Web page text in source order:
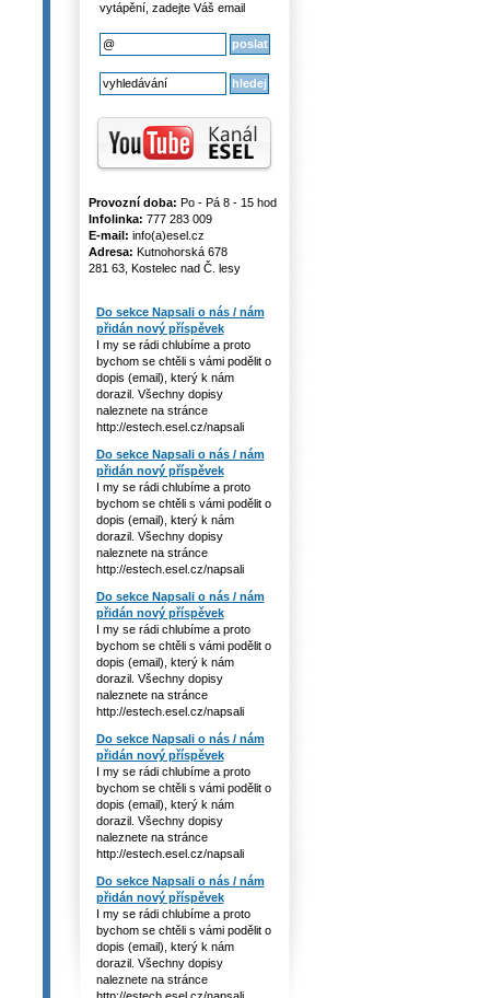
vytápění, zadejte Váš email
Provozní doba: Po - Pá 8 - 15 hod
Infolinka: 777 283 009
E-mail: info(a)esel.cz
Adresa: Kutnohorská 678
281 63, Kostelec nad Č. lesy
Do sekce Napsali o nás / nám
přidán nový příspěvek
I my se rádi chlubíme a proto
bychom se chtěli s vámi podělit o
dopis (email), který k nám
dorazil. Všechny dopisy
naleznete na stránce
http://estech.esel.cz/napsali
Do sekce Napsali o nás / nám
přidán nový příspěvek
I my se rádi chlubíme a proto
bychom se chtěli s vámi podělit o
dopis (email), který k nám
dorazil. Všechny dopisy
naleznete na stránce
http://estech.esel.cz/napsali
Do sekce Napsali o nás / nám
přidán nový příspěvek
I my se rádi chlubíme a proto
bychom se chtěli s vámi podělit o
dopis (email), který k nám
dorazil. Všechny dopisy
naleznete na stránce
http://estech.esel.cz/napsali
Do sekce Napsali o nás / nám
přidán nový příspěvek
I my se rádi chlubíme a proto
bychom se chtěli s vámi podělit o
dopis (email), který k nám
dorazil. Všechny dopisy
naleznete na stránce
http://estech.esel.cz/napsali
Do sekce Napsali o nás / nám
přidán nový příspěvek
I my se rádi chlubíme a proto
bychom se chtěli s vámi podělit o
dopis (email), který k nám
dorazil. Všechny dopisy
naleznete na stránce